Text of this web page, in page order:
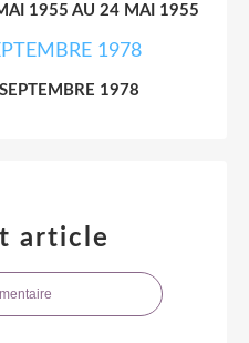
1955 AU 24 MAI 1955
1978
article